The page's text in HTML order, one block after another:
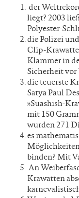
der
liegt? 2003
Polyester-
die Polizei
Clip-
Klammer in
Sicherheit
die teuerste
Satya Paul
»Suashish-
mit 150
wurden 271
es
binden? Mit
An
Krawatten